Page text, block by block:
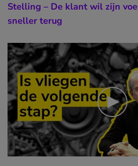
Stelling – De klant wil zijn
sneller terug